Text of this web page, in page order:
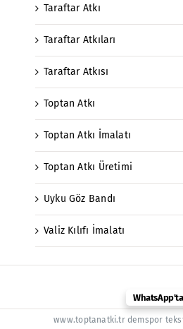
Taraftar Atkı
Taraftar Atkıları
Taraftar Atkısı
Toptan Atkı
Toptan Atkı İmalatı
Toptan Atkı Üretimi
Uyku Göz Bandı
Valiz Kılıfı İmalatı
www.toptanatki.tr demspor